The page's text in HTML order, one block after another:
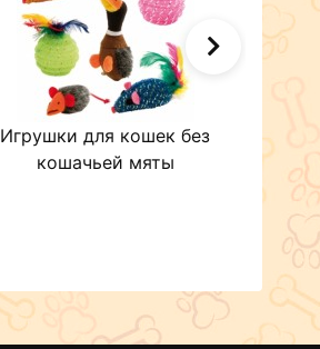
Игрушки для кошек без
кошачьей мяты